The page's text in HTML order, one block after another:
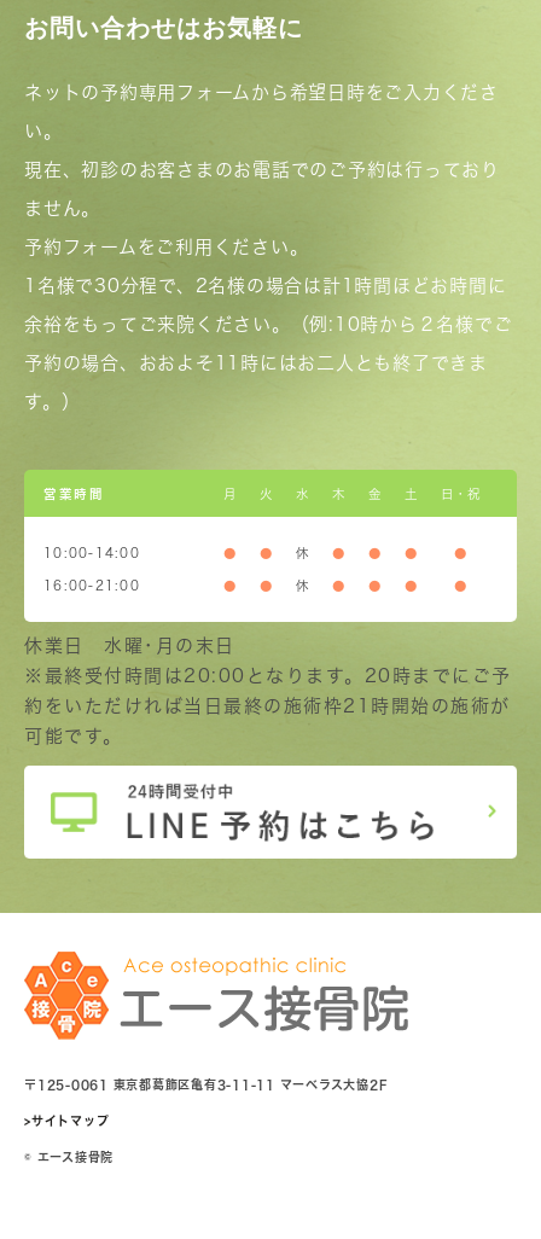
お問い合わせはお気軽に
ネットの予約専用フォームから希望日時をご入力くださ
い。
現在、初診のお客さまのお電話でのご予約は行っており
ません。
予約フォームをご利用ください。
1名様で30分程で、2名様の場合は計1時間ほどお時間に
余裕をもってご来院ください。（例:10時から２名様でご
予約の場合、おおよそ11時にはお二人とも終了できま
す。）
営業時間 月 火 水 木 金 土 日・祝
10:00-14:00 ● ● 休 ● ● ● ●
16:00-21:00 ● ● 休 ● ● ● ●
休業日 水曜･月の末日
※最終受付時間は20:00となります。20時までにご予
約をいただければ当日最終の施術枠21時開始の施術が
可能です。
〒125-0061 東京都葛飾区亀有3-11-11 マーベラス大協2F
>サイトマップ
© エース接骨院